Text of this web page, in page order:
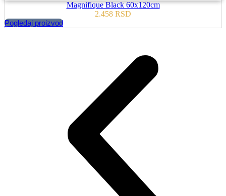
Magnifique Black 60x120cm
2.458 RSD
Pogledaj proizvod